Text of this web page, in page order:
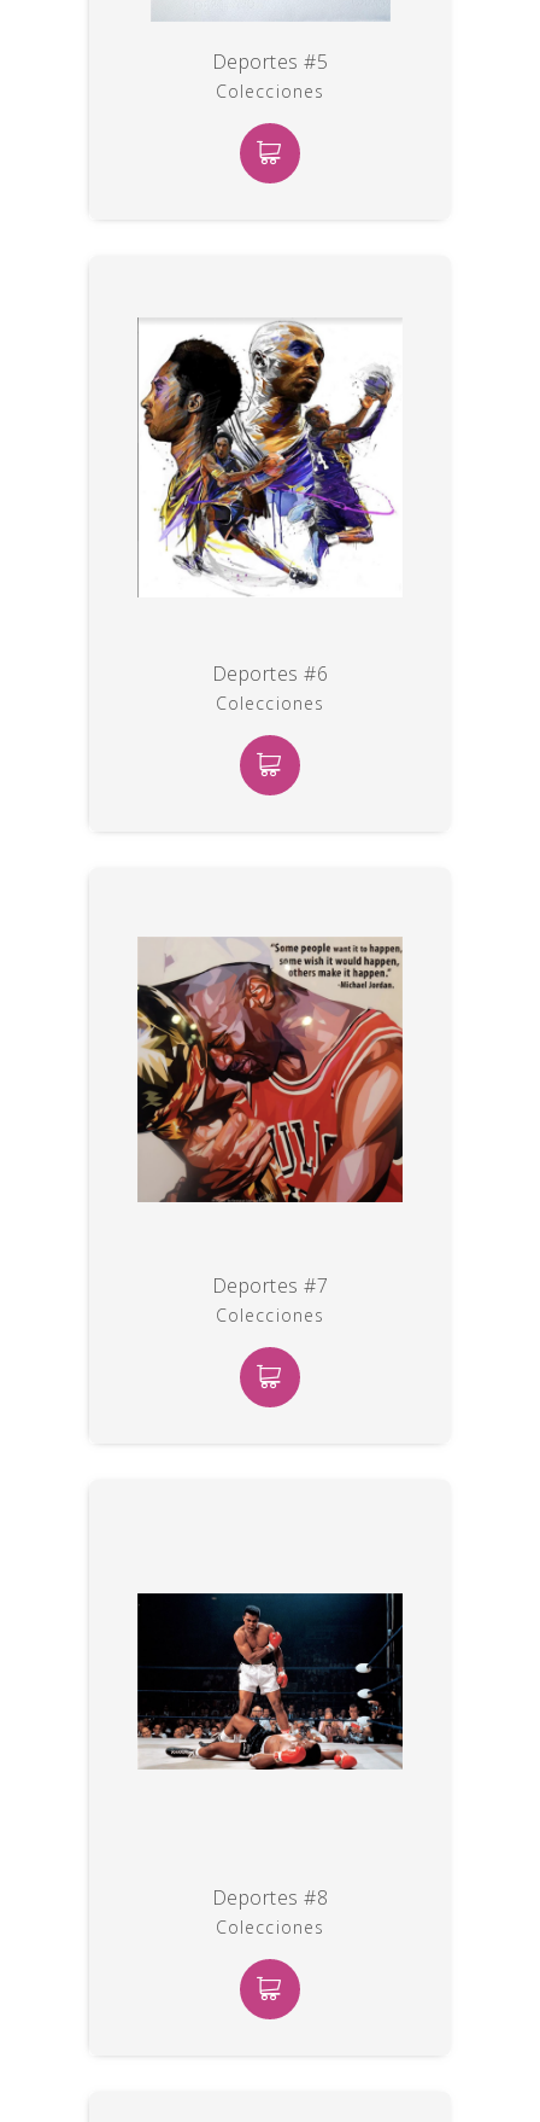
Deportes #5
Colecciones
Deportes #6
Colecciones
Deportes #7
Colecciones
Deportes #8
Colecciones